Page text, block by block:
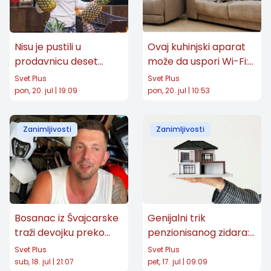
Nisu je pustili u
prodavnicu deset
minuta pre zatvaranja
da kupi namirnice za
vratila se sa punim
kolicima
Svet Plus
pon, 20. jul | 19:09
Ovaj kuhinjski aparat
može da uspori Wi-Fi:
Kako da poboljšate
signal u kući?
Svet Plus
pon, 20. jul | 10:53
Zanimljivosti
Bosanac iz Švajcarske
traži devojku preko
Instagrama: "Da me
mama pusti na miru"
Svet Plus
sub, 18. jul | 21:07
Zanimljivosti
Genijalni trik
penzionisanog zidara:
Kuća od 4.000 kartona
za mleko koja može da
Svet Plus
pet, 17. jul | 09:09